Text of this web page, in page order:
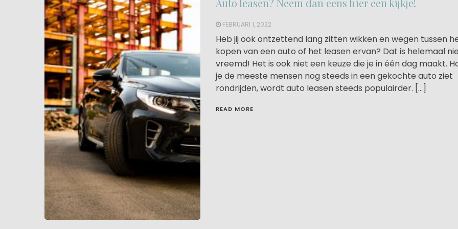
FEBRUARI 1, 2022
Heb jij ook ontzettend lang zitten wikken en wegen tussen
kopen van een auto of het leasen ervan? Dat is helemaal
vreemd! Het is ook niet een keuze die je in één dag maakt.
je de meeste mensen nog steeds in een gekochte auto ziet
rondrijden, wordt auto leasen steeds populairder. […]
READ MORE